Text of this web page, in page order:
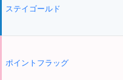
ステイゴールド
ポイントフラッグ